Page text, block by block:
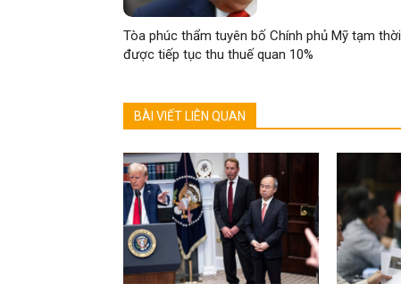
Tòa phúc thẩm tuyên bố Chính phủ Mỹ tạm thời
được tiếp tục thu thuế quan 10%
BÀI VIẾT LIÊN QUAN